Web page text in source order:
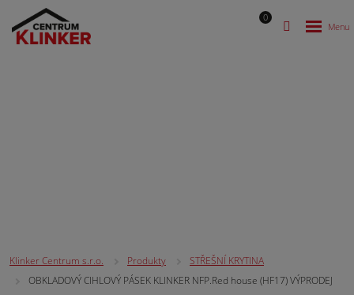
0
Klinker Centrum s.r.o. Produkty
STŘEŠNÍ KRYTINA
OBKLADOVÝ CIHLOVÝ PÁSEK KLINKER NFP.Red house (HF17) VÝPRODEJ